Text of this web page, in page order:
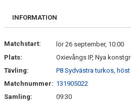
KONTAKT
INFORMATION
Matchstart:
lör 26 september, 10:00
Plats:
Oxievångs IP, Nya
Tävling:
P8 Sydvästra turkos,
Matchnummer: 131905022
Samling:
09:30